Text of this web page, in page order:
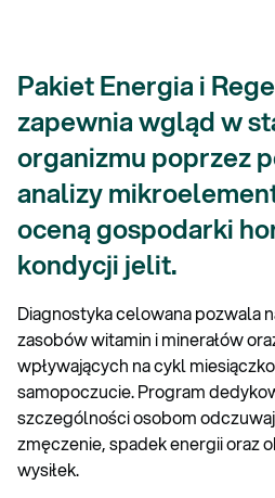
Pakiet Energia i
zapewnia wgląd w
organizmu poprzez
analizy
oceną gospodarki
kondycji jelit.
Diagnostyka celowana pozwala
zasobów witamin i minerałów
wpływających na cykl
samopoczucie. Program
szczególności osobom
zmęczenie, spadek energii oraz
wysiłek.